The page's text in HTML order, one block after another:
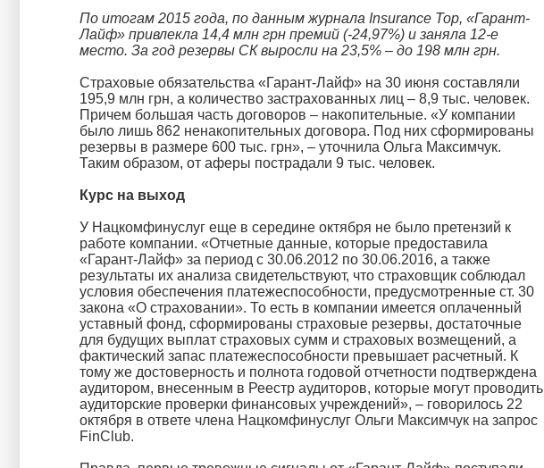
По итогам 2015 года, по данным журнала Insurance Top, «Гарант-
Лайф» привлекла 14,4 млн грн премий (-24,97%) и заняла 12-е
место. За год резервы СК выросли на 23,5% – до 198 млн грн.
Страховые обязательства «Гарант-Лайф» на 30 июня составляли
195,9 млн грн, а количество застрахованных лиц – 8,9 тыс. человек.
Причем большая часть договоров – накопительные. «У компании
было лишь 862 ненакопительных договора. Под них сформированы
резервы в размере 600 тыс. грн», – уточнила Ольга Максимчук.
Таким образом, от аферы пострадали 9 тыс. человек.
Курс на выход
У Нацкомфинуслуг еще в середине октября не было претензий к
работе компании. «Отчетные данные, которые предоставила
«Гарант-Лайф» за период с 30.06.2012 по 30.06.2016, а также
результаты их анализа свидетельствуют, что страховщик соблюдал
условия обеспечения платежеспособности, предусмотренные ст. 30
закона «О страховании». То есть в компании имеется оплаченный
уставный фонд, сформированы страховые резервы, достаточные
для будущих выплат страховых сумм и страховых возмещений, а
фактический запас платежеспособности превышает расчетный. К
тому же достоверность и полнота годовой отчетности подтверждена
аудитором, внесенным в Реестр аудиторов, которые могут проводить
аудиторские проверки финансовых учреждений», – говорилось 22
октября в ответе члена Нацкомфинуслуг Ольги Максимчук на запрос
FinClub.